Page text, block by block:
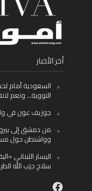
أخر الأخبار
السعودية أمام
النووية… ونعم
جوزيف عون في
من دمشق إلى
وواشنطن حول
اليسار اللبناني
سلاح حزب الله
Facebook